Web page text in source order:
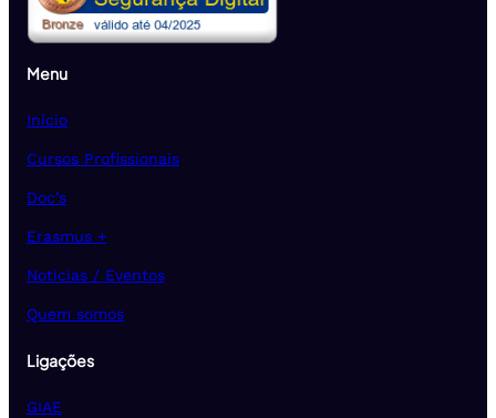
Menu
Início
Cursos Profissionais
Doc’s
Erasmus +
Notícias / Eventos
Quem somos
Ligações
GIAE